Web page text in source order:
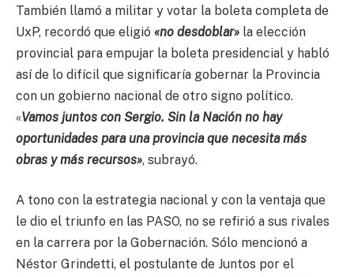
También llamó a militar y votar la boleta completa de
UxP, recordó que eligió «no desdoblar» la elección
provincial para empujar la boleta presidencial y habló
así de lo difícil que significaría gobernar la Provincia
con un gobierno nacional de otro signo político.
«Vamos juntos con Sergio. Sin la Nación no hay
oportunidades para una provincia que necesita más
obras y más recursos», subrayó.
A tono con la estrategia nacional y con la ventaja que
le dio el triunfo en las PASO, no se refirió a sus rivales
en la carrera por la Gobernación. Sólo mencionó a
Néstor Grindetti, el postulante de Juntos por el